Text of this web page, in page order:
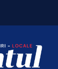
pentru